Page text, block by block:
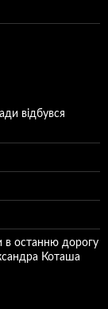
відбувся
в останню дорогу
Коташа